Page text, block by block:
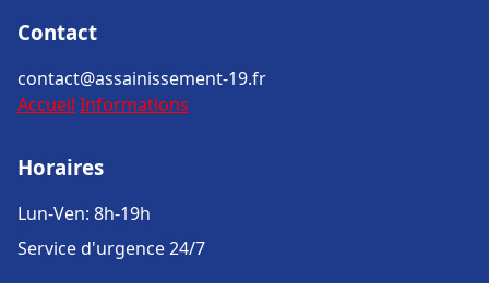
Contact
contact@assainissement-19.fr
Accueil Informations
Horaires
Lun-Ven: 8h-19h
Service d'urgence 24/7